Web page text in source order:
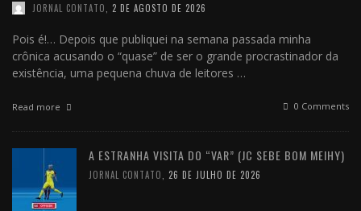
JORNAL CONTATO, 2 DE AGOSTO DE 2026
Pois é!… Depois que publiquei na semana passada minha
crônica acusando o “quase” de ser o grande procrastinador da
existência, uma pequena chuva de leitores …
Read more 0 Comments
A ESTRANHA VISITA DO “VAR” (JC SEBE BOM MEIHY)
JORNAL CONTATO 26 DE JULHO DE 2026